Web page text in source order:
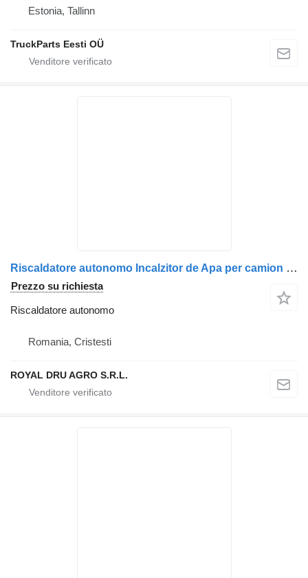
Estonia, Tallinn
TruckParts Eesti OÜ
Riscaldatore autonomo Incalzitor de Apa per camion Scania – Piese și Accesorii Auto
Prezzo su richiesta
Riscaldatore autonomo
Romania, Cristesti
ROYAL DRU AGRO S.R.L.